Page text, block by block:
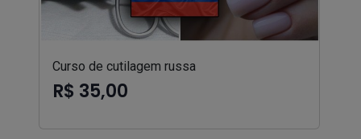
Curso de cutilagem russa
R$ 35,00